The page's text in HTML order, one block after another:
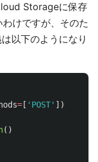
Storageに保存
けですが、そのた
以下のようになり
= [ ' POST' ])
()